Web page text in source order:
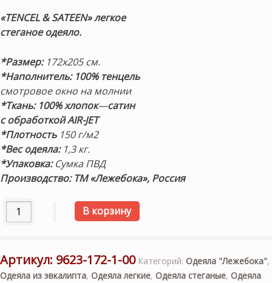
пользователя
«TENCEL & SATEEN» легкое
стеганое одеяло.
*Размер:172х205 см.
*Наполнитель: 100% тенцель
смотровое окно на молнии
*Ткань: 100% хлопок—сатин
с обработкой AIR-JET
*Плотность150 г/м2
*Вес одеяла: 1,3 кг.
*Упаковка:Сумка ПВД
Производство: ТМ «Лежебока», Россия
Количество товара «TENCEL & SATEEN» 172х205см.
В корзину
Артикул: 9623-172-1-00 Категорий: Одеяла "Лежебока",
Одеяла из эвкалипта, Одеяла легкие, Одеяла стеганые, Одеяла